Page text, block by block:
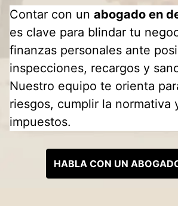
Contar con un abogado en
es clave para blindar tu
finanzas personales ante
inspecciones, recargos y
Nuestro equipo te orienta
riesgos, cumplir la normativa
impuestos.
HABLA CON UN